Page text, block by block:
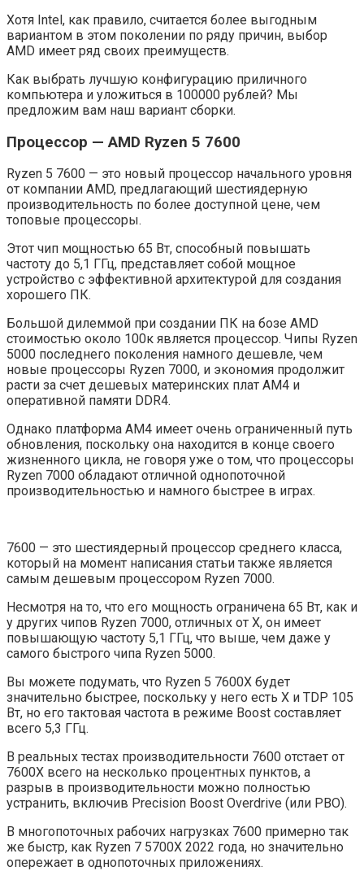
Хотя Intel, как правило, считается более выгодным
вариантом в этом поколении по ряду причин, выбор
AMD имеет ряд своих преимуществ.
Как выбрать лучшую конфигурацию приличного
компьютера и уложиться в 100000 рублей? Мы
предложим вам наш вариант сборки.
Процессор — AMD Ryzen 5 7600
Ryzen 5 7600 — это новый процессор начального уровня
от компании AMD, предлагающий шестиядерную
производительность по более доступной цене, чем
топовые процессоры.
Этот чип мощностью 65 Вт, способный повышать
частоту до 5,1 ГГц, представляет собой мощное
устройство с эффективной архитектурой для создания
хорошего ПК.
Большой дилеммой при создании ПК на бозе AMD
стоимостью около 100к является процессор. Чипы Ryzen
5000 последнего поколения намного дешевле, чем
новые процессоры Ryzen 7000, и экономия продолжит
расти за счет дешевых материнских плат AM4 и
оперативной памяти DDR4.
Однако платформа AM4 имеет очень ограниченный путь
обновления, поскольку она находится в конце своего
жизненного цикла, не говоря уже о том, что процессоры
Ryzen 7000 обладают отличной однопоточной
производительностью и намного быстрее в играх.
7600 — это шестиядерный процессор среднего класса,
который на момент написания статьи также является
самым дешевым процессором Ryzen 7000.
Несмотря на то, что его мощность ограничена 65 Вт, как и
у других чипов Ryzen 7000, отличных от X, он имеет
повышающую частоту 5,1 ГГц, что выше, чем даже у
самого быстрого чипа Ryzen 5000.
Вы можете подумать, что Ryzen 5 7600X будет
значительно быстрее, поскольку у него есть X и TDP 105
Вт, но его тактовая частота в режиме Boost составляет
всего 5,3 ГГц.
В реальных тестах производительности 7600 отстает от
7600X всего на несколько процентных пунктов, а
разрыв в производительности можно полностью
устранить, включив Precision Boost Overdrive (или PBO).
В многопоточных рабочих нагрузках 7600 примерно так
же быстр, как Ryzen 7 5700X 2022 года, но значительно
опережает в однопоточных приложениях.